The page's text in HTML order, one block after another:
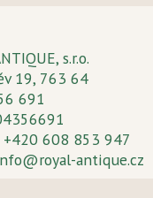
s.r.o.
19, 763 64
691
+420 608 853 947
antique.cz